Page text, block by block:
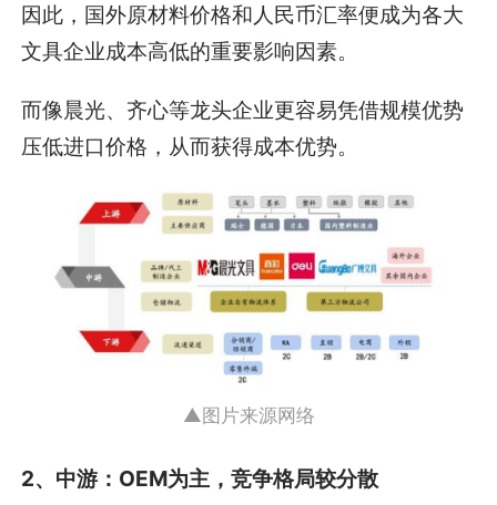
因此，国外原材料价格和人民币汇率便成为各大
文具企业成本高低的重要影响因素。
而像晨光、齐心等龙头企业更容易凭借规模优势
压低进口价格，从而获得成本优势。
▲图片来源网络
2、中游：OEM为主，竞争格局较分散